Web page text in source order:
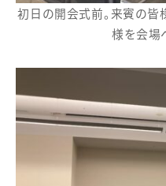
初日の開会式前。来賓の皆
様を会場